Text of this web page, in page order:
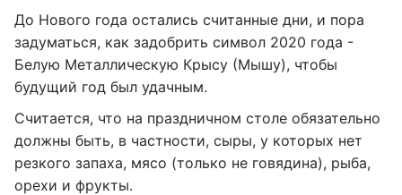
До Нового года остались считанные дни, и пора
задуматься, как задобрить символ 2020 года -
Белую Металлическую Крысу (Мышу), чтобы
будущий год был удачным.
Считается, что на праздничном столе обязательно
должны быть, в частности, сыры, у которых нет
резкого запаха, мясо (только не говядина), рыба,
орехи и фрукты.